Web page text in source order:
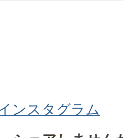
ンスタグラム